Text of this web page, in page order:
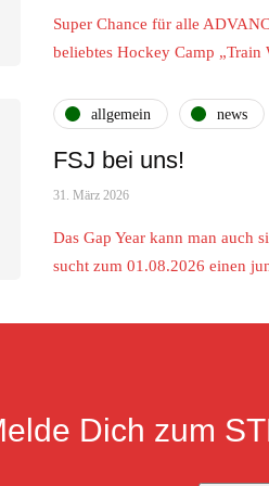
Super Chance für alle
beliebtes Hockey Camp
allgemein news
FSJ bei uns!
31. März 2026
Das Gap Year kann man auch
sucht zum 01.08.2026 einen
Dich zum